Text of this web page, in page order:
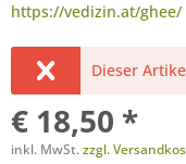
https://vedizin.at/ghee/
Dieser
€ 18,50 *
inkl. MwSt.zzgl.